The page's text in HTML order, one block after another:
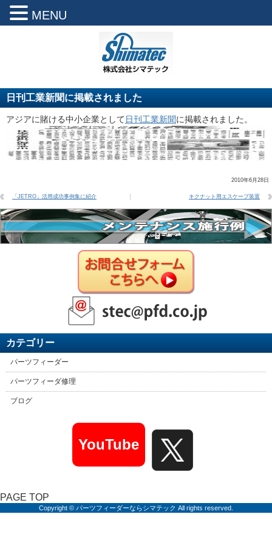
日刊工業新聞に掲載されました
アジアに賭ける中小企業として日刊工業新聞に掲載されました。
2010年6月28日
「JETRO」活用成功事例集に紹介 キクナット用エスケープ装置
カテゴリー
パーツフィーダー
パーツフィーダ修理
ブログ
YouTube
PAGE TOP
Copyright © パーツフィーダーならシマテック All rights reserved.
MENU